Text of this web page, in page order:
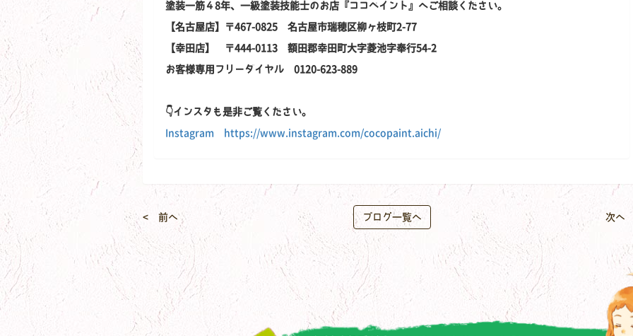
塗装一筋４8年、一級塗装技能士のお店『ココペイント』へご相談ください。
【名古屋店】〒467-0825 名古屋市瑞穂区柳ヶ枝町2-77
【幸田店】 〒444-0113 額田郡幸田町大字菱池字奉行54-2
お客様専用フリーダイヤル 0120-623-889
👇インスタも是非ご覧ください。
Instagram https://www.instagram.com/cocopaint.aichi/
< 前へ ブログ一覧へ 次へ